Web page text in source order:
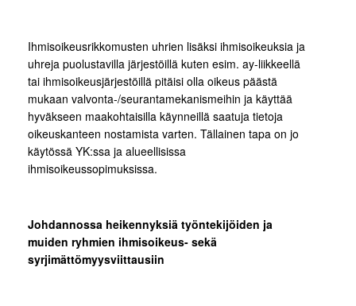
Ihmisoikeusrikkomusten uhrien lisäksi ihmisoikeuksia ja
uhreja puolustavilla järjestöillä kuten esim. ay-liikkeellä
tai ihmisoikeusjärjestöillä pitäisi olla oikeus päästä
mukaan valvonta-/seurantamekanismeihin ja käyttää
hyväkseen maakohtaisilla käynneillä saatuja tietoja
oikeuskanteen nostamista varten. Tällainen tapa on jo
käytössä YK:ssa ja alueellisissa
ihmisoikeussopimuksissa.
Johdannossa heikennyksiä työntekijöiden ja
muiden ryhmien ihmisoikeus- sekä
syrjimättömyysviittausiin